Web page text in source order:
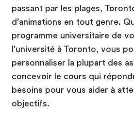
passant par les plages,
d’animations en tout genre.
programme universitaire de
l'université à Toronto, vous
personnaliser la plupart des
concevoir le cours qui
besoins pour vous aider à
objectifs.